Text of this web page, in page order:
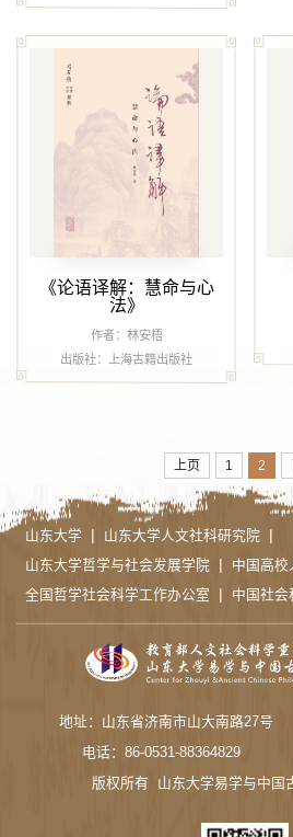
《论语译解：慧命与心
法》
作者：林安梧
出版社：上海古籍出版社
上页 1 2
山东大学 | 山东大学人文社科研究院 |
山东大学哲学与社会发展学院 | 中国高校
全国哲学社会科学工作办公室 | 中国社会
地址：山东省济南市山大南路27号
电话：86-0531-88364829
版权所有 山东大学易学与中国